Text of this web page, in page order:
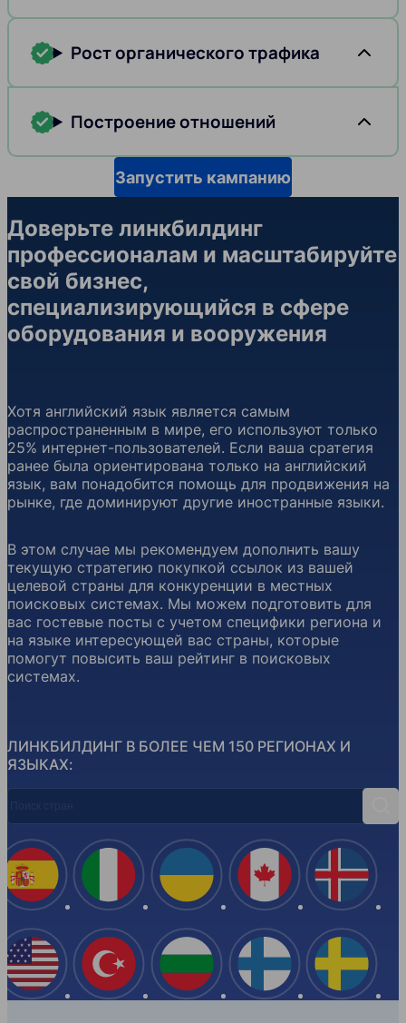
Рост органического трафика
Построение отношений
Запустить кампанию
Доверьте линкбилдинг
профессионалам и масштабируйте
свой бизнес,
специализирующийся в сфере
оборудования и вооружения
ЛИНКБИЛДИНГ В БОЛЕЕ ЧЕМ 150 РЕГИОНАХ И
ЯЗЫКАХ:
Хотя английский язык является самым
распространенным в мире, его используют только
25% интернет-пользователей. Если ваша сратегия
ранее была ориентирована только на английский
язык, вам понадобится помощь для продвижения на
рынке, где доминируют другие иностранные языки.
В этом случае мы рекомендуем дополнить вашу
текущую стратегию покупкой ссылок из вашей
целевой страны для конкуренции в местных
поисковых системах. Мы можем подготовить для
вас гостевые посты с учетом специфики региона и
на языке интересующей вас страны, которые
помогут повысить ваш рейтинг в поисковых
системах.
Испания
США
Италия
Турция
Украина
Болгария
Канада
Финляндия